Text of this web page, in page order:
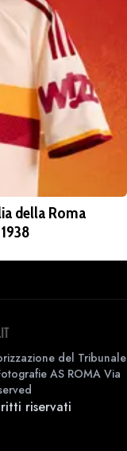
della Roma
del Tribunale
AS ROMA Via
riservati